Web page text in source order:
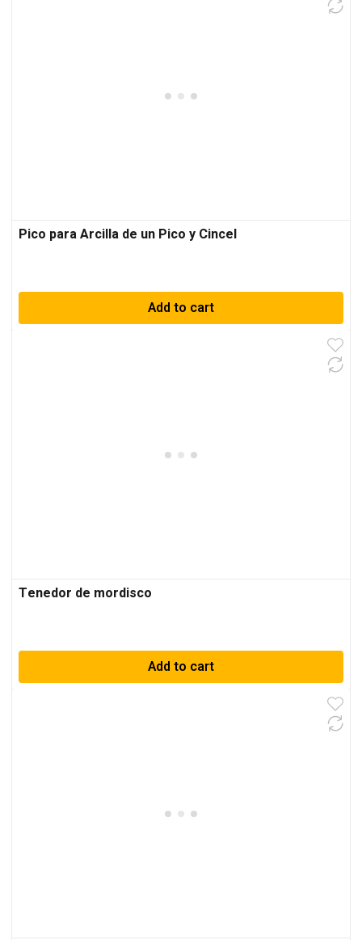
Pico para Arcilla de un Pico y Cincel
Add to cart
Tenedor de mordisco
Add to cart